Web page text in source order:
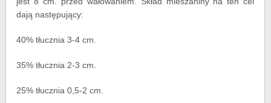
dają następujący:
40% tłucznia 3-4 cm.
35% tłucznia 2-3 cm.
25% tłucznia 0,5-2 cm.